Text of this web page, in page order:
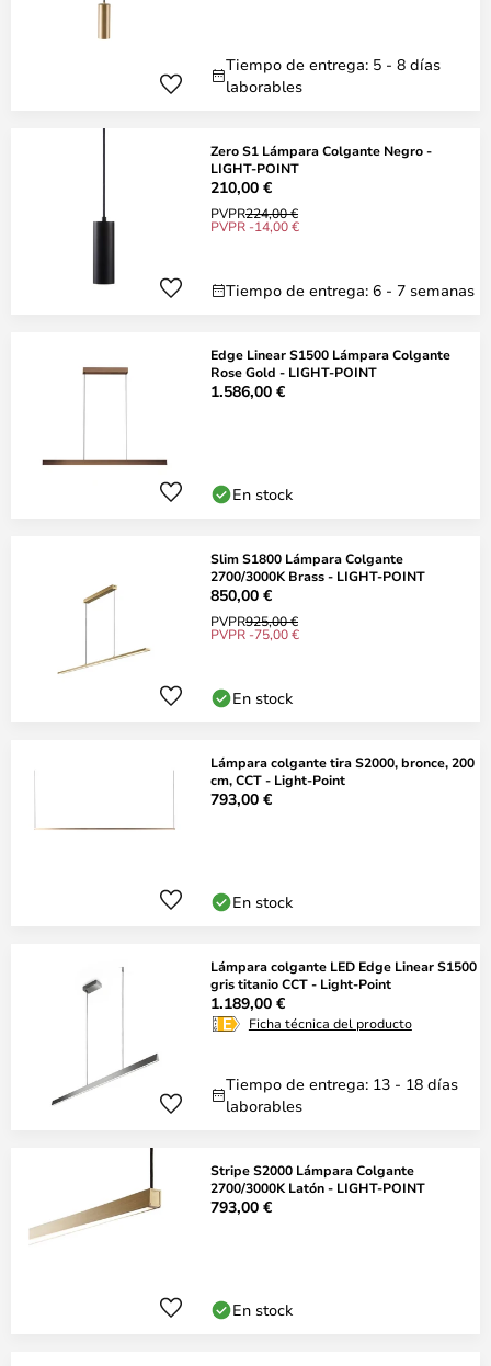
Tiempo de entrega: 5 - 8 días
laborables
Zero S1 Lámpara Colgante Negro -
LIGHT-POINT
210,00 €
PVPR224,00 €
PVPR -14,00 €
Tiempo de entrega: 6 - 7 semanas
Edge Linear S1500 Lámpara Colgante
Rose Gold - LIGHT-POINT
1.586,00 €
En stock
Slim S1800 Lámpara Colgante
2700/3000K Brass - LIGHT-POINT
850,00 €
PVPR925,00 €
PVPR -75,00 €
En stock
Lámpara colgante tira S2000, bronce, 200
cm, CCT - Light-Point
793,00 €
En stock
Lámpara colgante LED Edge Linear S1500
gris titanio CCT - Light-Point
1.189,00 €
Ficha técnica del producto
Tiempo de entrega: 13 - 18 días
laborables
Stripe S2000 Lámpara Colgante
2700/3000K Latón - LIGHT-POINT
793,00 €
En stock